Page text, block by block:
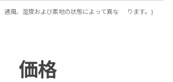
風、湿度および素地の状態によって異な ります。}
価格